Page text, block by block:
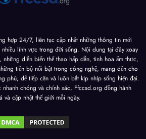
hợp 24/7, liên tục cập nhật những thông tin mới
lĩnh vực trong đời sống. Nội dung tại đây xoay
diễn biến thể thao hấp dẫn, tinh hoa ẩm thực,
tiến bộ nổi bật trong công nghệ, mang đến cho
phú, dễ tiếp cận và luôn bắt kịp nhịp sống hiện đại.
chóng và chính xác, Ffccsd.org đồng hành
và cập nhật thế giới mỗi ngày.